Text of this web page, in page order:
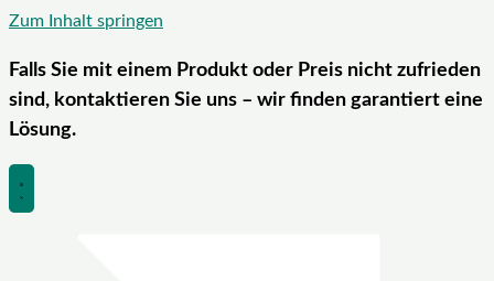
Zum Inhalt springen
Falls Sie mit einem Produkt oder Preis nicht zufrieden
sind, kontaktieren Sie uns – wir finden garantiert eine
Lösung.